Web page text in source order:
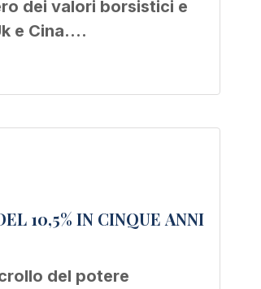
dei valori borsistici e
e Cina.…
IL TONFO DEI SALARI REALI, GIU’ DEL 10,5% IN CINQUE ANNI
del potere